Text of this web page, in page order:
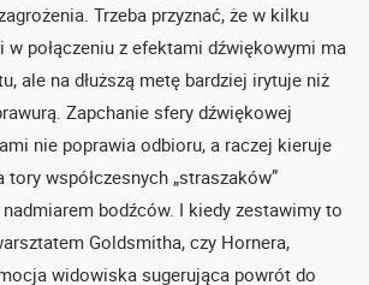
Trzeba przyznać, że w kilku
połączeniu z efektami dźwiękowymi ma
ale na dłuższą metę bardziej irytuje niż
Zapchanie sfery dźwiękowej
nie poprawia odbioru, a raczej kieruje
współczesnych „straszaków”
bodźców. I kiedy zestawimy to
Goldsmitha, czy Hornera,
widowiska sugerująca powrót do